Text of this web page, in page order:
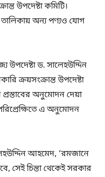
উপদেষ্টা কমিটি।
অন্য পণ্যও যোগ
উপদেষ্টা ড. সালেহউদ্দিন
ক্রয়সংক্রান্ত উপদেষ্টা
অনুমোদন দেয়া
পরিপ্রেক্ষিতে এ অনুমোদন
আহমেদ, ‘রমজানে
সেই চিন্তা থেকেই সরকার